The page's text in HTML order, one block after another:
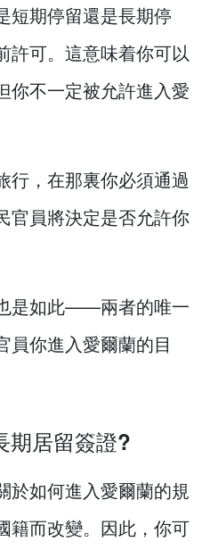
短期停留還是長期停
許可。這意味着你可以
你不一定被允許進入愛
行，在那裏你必須通過
官員將決定是否允許你
是如此——兩者的唯一
員你進入愛爾蘭的目
期居留簽證?
於如何進入愛爾蘭的規
籍而改變。因此，你可